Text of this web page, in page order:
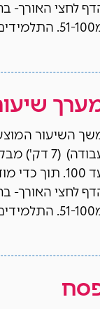
מקיפים […]
עד 100. תוך
מקיפים […]